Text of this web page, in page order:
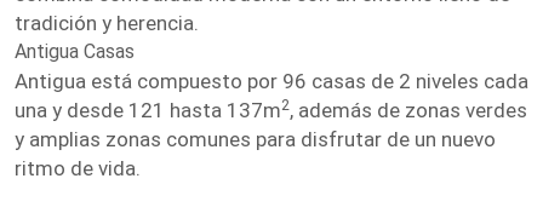
tradición y herencia.
Antigua Casas
Antigua está compuesto por 96 casas de 2 niveles cada
una y desde 121 hasta 137m2, además de zonas verdes
y amplias zonas comunes para disfrutar de un nuevo
ritmo de vida.